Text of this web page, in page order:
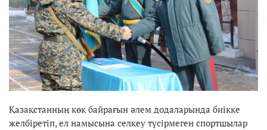
Қазақстанның көк байрағын әлем додаларында биікке
желбіретіп, ел намысына селкеу түсірмеген спортшылар